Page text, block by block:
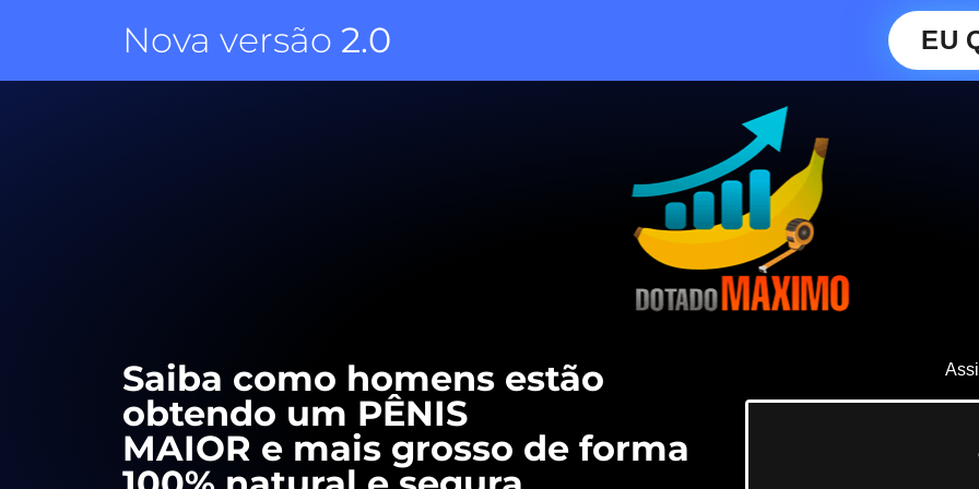
Nova versão 2.0 EU
Saiba como homens estão
obtendo um PÊNIS
MAIOR e mais grosso de forma